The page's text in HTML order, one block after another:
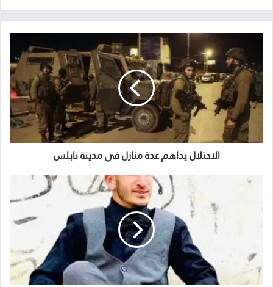
الاحتلال يداهم عدة منازل في مدينة نابلس